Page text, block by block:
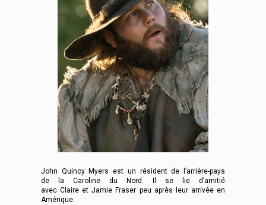
John Quincy Myers est un résident de l’arrière-pays
de la Caroline du Nord. Il se lie d’amitié
avec Claire et Jamie Fraser peu après leur arrivée en
Amérique.